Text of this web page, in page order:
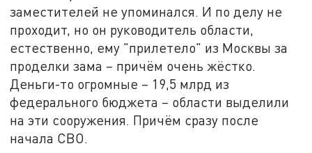
заместителей не упоминался. И по делу не
проходит, но он руководитель области,
естественно, ему "прилетело" из Москвы за
проделки зама – причём очень жёстко.
Деньги-то огромные – 19,5 млрд из
федерального бюджета – области выделили
на эти сооружения. Причём сразу после
начала СВО.